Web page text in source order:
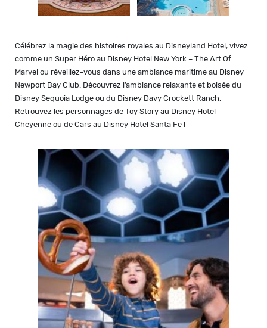
Célébrez la magie des histoires royales au Disneyland Hotel, vivez
comme un Super Héro au Disney Hotel New York – The Art Of
Marvel ou réveillez-vous dans une ambiance maritime au Disney
Newport Bay Club. Découvrez l’ambiance relaxante et boisée du
Disney Sequoia Lodge ou du Disney Davy Crockett Ranch.
Retrouvez les personnages de Toy Story au Disney Hotel
Cheyenne ou de Cars au Disney Hotel Santa Fe !